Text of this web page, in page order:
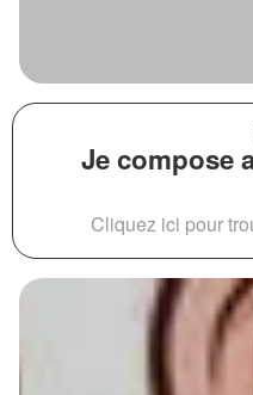
Je compose
Cliquez ici pour